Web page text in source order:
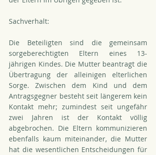
Sachverhalt:
Die Beteiligten sind die gemeinsam
sorgeberechtigten Eltern eines 13-
jährigen Kindes. Die Mutter beantragt die
Übertragung der alleinigen elterlichen
Sorge. Zwischen dem Kind und dem
Antragsgegner besteht seit längerem kein
Kontakt mehr; zumindest seit ungefähr
zwei Jahren ist der Kontakt völlig
abgebrochen. Die Eltern kommunizieren
ebenfalls kaum miteinander, die Mutter
hat die wesentlichen Entscheidungen für